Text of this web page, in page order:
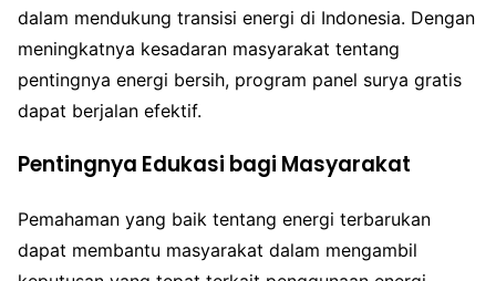
dalam mendukung transisi energi di Indonesia. Dengan
meningkatnya kesadaran masyarakat tentang
pentingnya energi bersih, program panel surya gratis
dapat berjalan efektif.
Pentingnya Edukasi bagi Masyarakat
Pemahaman yang baik tentang energi terbarukan
dapat membantu masyarakat dalam mengambil